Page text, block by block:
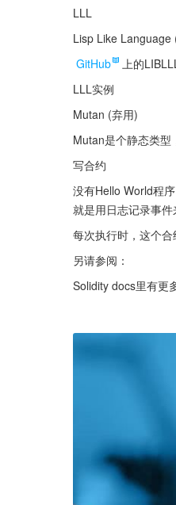
LLL
Lisp Like Language
GitHub
上的
LLL实例
Mutan (弃用)
Mutan是个静态类型
写合约
没有Hello World程
就是用日志记录事件
每次执行时，这个合
另请参阅：
Solidity docs里有更